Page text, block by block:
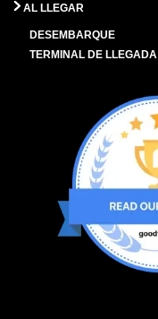
AL LLEGAR
DESEMBARQUE
TERMINAL DE LLEGADA